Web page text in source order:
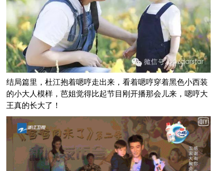
结局篇里，杜江抱着嗯哼走出来，看着嗯哼穿着黑色小西装
的小大人模样，芭姐觉得比起节目刚开播那会儿来，嗯哼大
王真的长大了！